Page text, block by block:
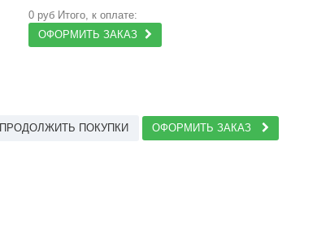
0 руб Итого, к оплате:
ОФОРМИТЬ ЗАКАЗ
ПРОДОЛЖИТЬ ПОКУПКИ
ОФОРМИТЬ ЗАКАЗ